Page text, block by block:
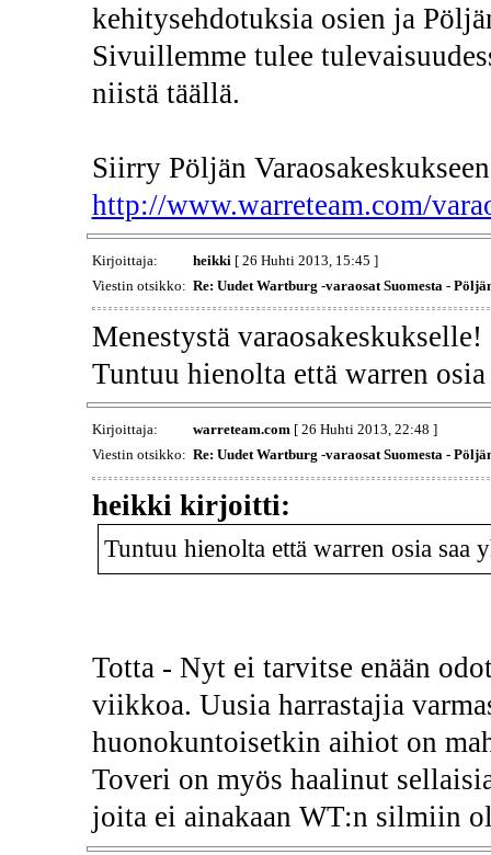
kehitysehdotuksia osien ja
Sivuillemme tulee
niistä täällä.
Siirry Pöljän
http://www.warreteam.com/
Kirjoittaja: heikki [ 26 Huhti 2013, 15:45 ]
Viestin otsikko: Re: Uudet Wartburg -varaosat Suomesta -
Menestystä varaosakeskukselle!
Tuntuu hienolta että warren
Kirjoittaja: warreteam.com [ 26 Huhti 2013, 22:48 ]
Viestin otsikko: Re: Uudet Wartburg -varaosat Suomesta -
heikki kirjoitti:
Tuntuu hienolta että warren osia saa
Totta - Nyt ei tarvitse enään
viikkoa. Uusia harrastajia
huonokuntoisetkin aihiot on
Toveri on myös haalinut
joita ei ainakaan WT:n silmiin